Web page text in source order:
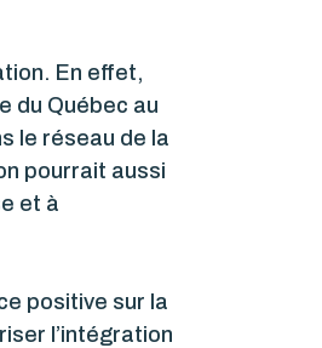
En effet,
du Québec au
le réseau de la
pourrait aussi
et à
positive sur la
l’intégration